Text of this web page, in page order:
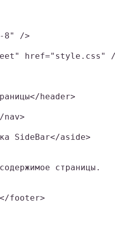
8" />
href="style.css"
header>
nav>
SideBar</aside>
страницы.
footer>